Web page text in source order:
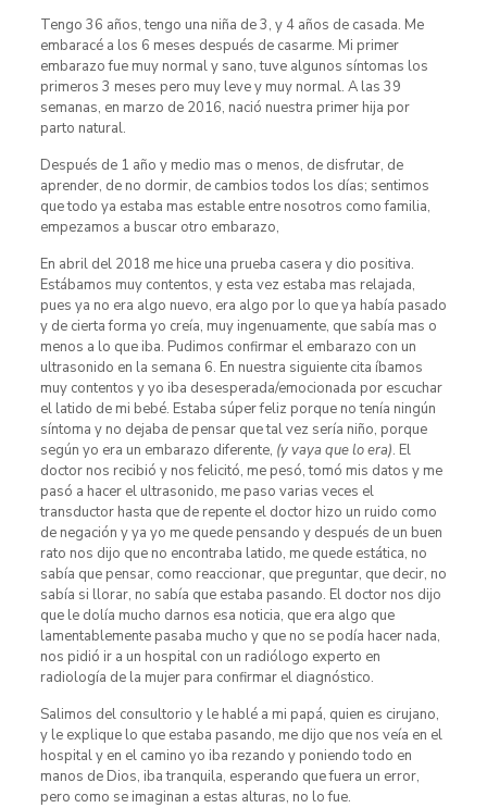
Tengo 36 años, tengo una niña de 3, y 4 años de casada. Me
embaracé a los 6 meses después de casarme. Mi primer
embarazo fue muy normal y sano, tuve algunos síntomas los
primeros 3 meses pero muy leve y muy normal. A las 39
semanas, en marzo de 2016, nació nuestra primer hija por
parto natural.
Después de 1 año y medio mas o menos, de disfrutar, de
aprender, de no dormir, de cambios todos los días; sentimos
que todo ya estaba mas estable entre nosotros como familia,
empezamos a buscar otro embarazo,
En abril del 2018 me hice una prueba casera y dio positiva.
Estábamos muy contentos, y esta vez estaba mas relajada,
pues ya no era algo nuevo, era algo por lo que ya había pasado
y de cierta forma yo creía, muy ingenuamente, que sabía mas o
menos a lo que iba. Pudimos confirmar el embarazo con un
ultrasonido en la semana 6. En nuestra siguiente cita íbamos
muy contentos y yo iba desesperada/emocionada por escuchar
el latido de mi bebé. Estaba súper feliz porque no tenía ningún
síntoma y no dejaba de pensar que tal vez sería niño, porque
según yo era un embarazo diferente, (y vaya que lo era). El
doctor nos recibió y nos felicitó, me pesó, tomó mis datos y me
pasó a hacer el ultrasonido, me paso varias veces el
transductor hasta que de repente el doctor hizo un ruido como
de negación y ya yo me quede pensando y después de un buen
rato nos dijo que no encontraba latido, me quede estática, no
sabía que pensar, como reaccionar, que preguntar, que decir, no
sabía si llorar, no sabía que estaba pasando. El doctor nos dijo
que le dolía mucho darnos esa noticia, que era algo que
lamentablemente pasaba mucho y que no se podía hacer nada,
nos pidió ir a un hospital con un radiólogo experto en
radiología de la mujer para confirmar el diagnóstico.
Salimos del consultorio y le hablé a mi papá, quien es cirujano,
y le explique lo que estaba pasando, me dijo que nos veía en el
hospital y en el camino yo iba rezando y poniendo todo en
manos de Dios, iba tranquila, esperando que fuera un error,
pero como se imaginan a estas alturas, no lo fue.